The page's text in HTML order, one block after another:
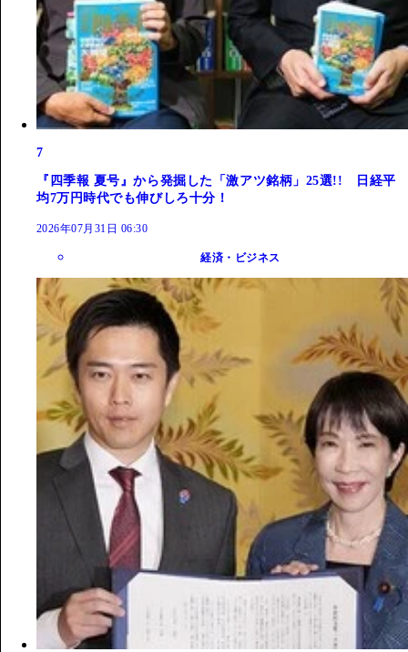
7
『四季報 夏号』から発掘した「激アツ銘柄」25選!! 日経平
均7万円時代でも伸びしろ十分！
2026年07月31日 06:30
経済・ビジネス